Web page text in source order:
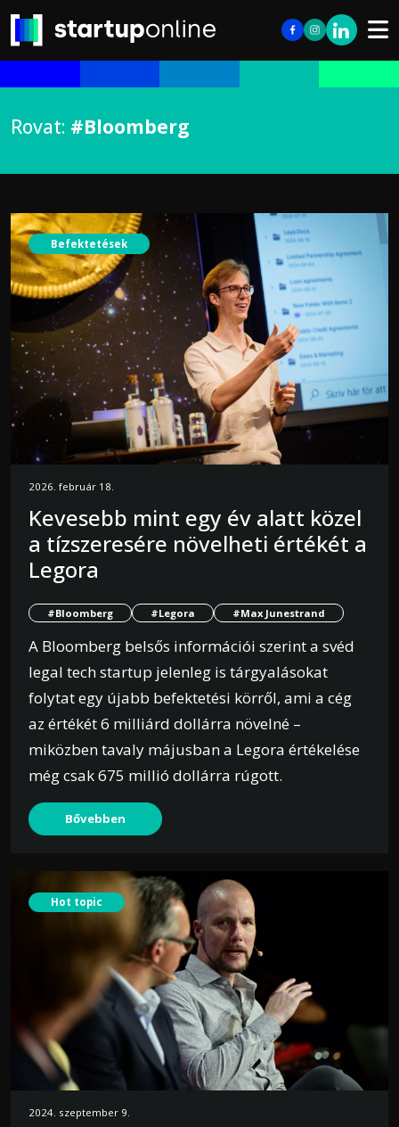
Rovat: #Bloomberg
Befektetések
2026. február 18.
Kevesebb mint egy év alatt közel
a tízszeresére növelheti értékét a
Legora
#Bloomberg #Legora #Max Junestrand
A Bloomberg belsős információi szerint a svéd
legal tech startup jelenleg is tárgyalásokat
folytat egy újabb befektetési körről, ami a cég
az értékét 6 milliárd dollárra növelné –
miközben tavaly májusban a Legora értékelése
még csak 675 millió dollárra rúgott.
Bővebben
Hot topic
2024. szeptember 9.